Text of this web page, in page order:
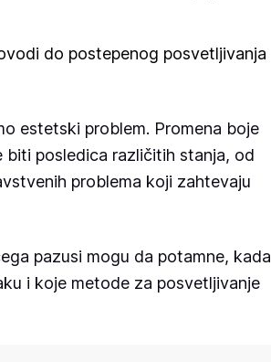
do postepenog posvetljivanja
estetski problem. Promena boje
posledica različitih stanja, od
problema koji zahtevaju
pazusi mogu da potamne, kada
i koje metode za posvetljivanje